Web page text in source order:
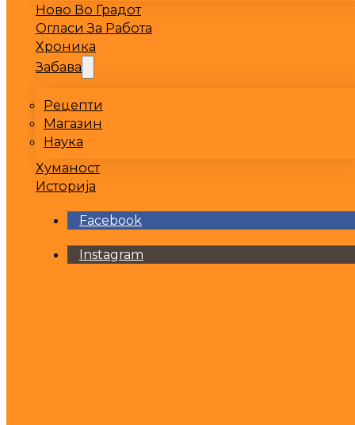
Ново Во Градот
Огласи За Работа
Хроника
Забава
Рецепти
Магазин
Наука
Хуманост
Историја
Facebook
Instagram